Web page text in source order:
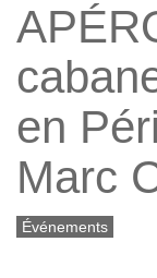
en
Marc
Événements